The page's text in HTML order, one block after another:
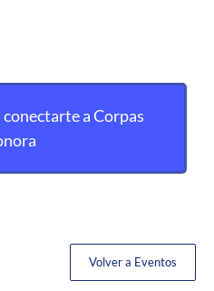
a Corpas
Volver a Eventos